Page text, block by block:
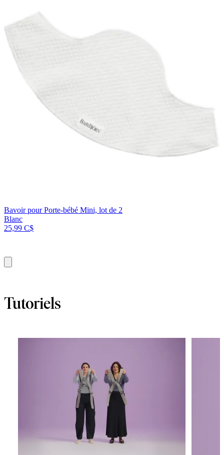
Bavoir pour Porte-bébé Mini, lot de 2
Blanc
25,99 C$
au
Tutoriels